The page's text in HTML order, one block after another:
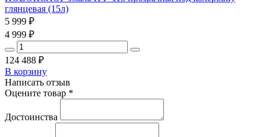
глянцевая (15л)
5 999 ₽
4 999 ₽
124 488 ₽
В корзину
Написать отзыв
Оцените товар *
Достоинства